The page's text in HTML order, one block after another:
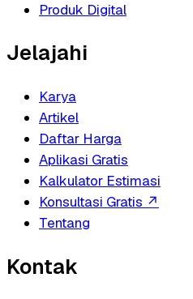
Produk Digital
Jelajahi
Karya
Artikel
Daftar Harga
Aplikasi Gratis
Kalkulator Estimasi
Konsultasi Gratis ↗
Tentang
Kontak